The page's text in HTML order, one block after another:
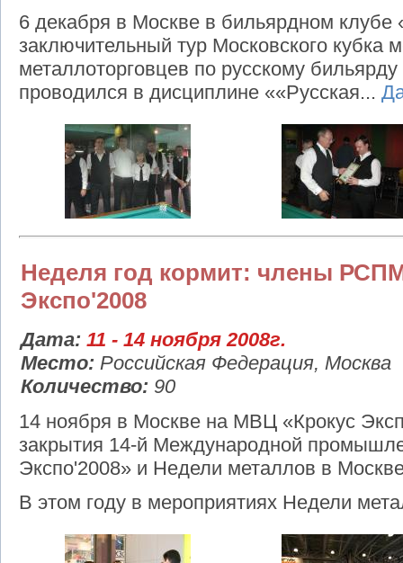
6 декабря в Москве в бильярдном клубе
заключительный тур Московского кубка
металлоторговцев по русскому
проводился в дисциплине ««Русская...
Неделя год кормит: члены
Экспо'2008
Дата: 11 - 14 ноября 2008г.
Место: Российская Федерация, Москва
Количество: 90
14 ноября в Москве на МВЦ «Крокус
закрытия 14-й Международной
Экспо'2008» и Недели металлов в
В этом году в мероприятиях Недели